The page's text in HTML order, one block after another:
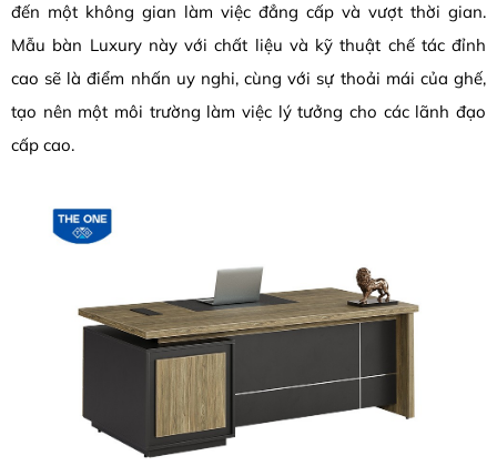
đến một không gian làm việc đẳng cấp và vượt thời gian.
Mẫu bàn Luxury này với chất liệu và kỹ thuật chế tác đỉnh
cao sẽ là điểm nhấn uy nghi, cùng với sự thoải mái của ghế,
tạo nên một môi trường làm việc lý tưởng cho các lãnh đạo
cấp cao.